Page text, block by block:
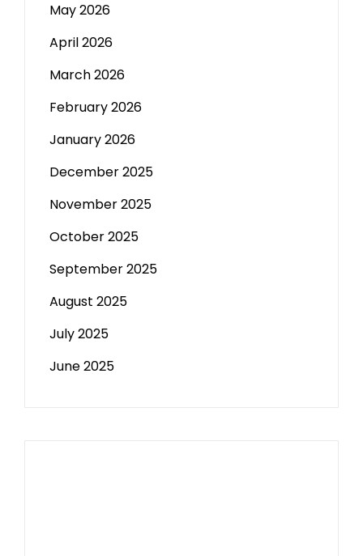
May 2026
April 2026
March 2026
February 2026
January 2026
December 2025
November 2025
October 2025
September 2025
August 2025
July 2025
June 2025